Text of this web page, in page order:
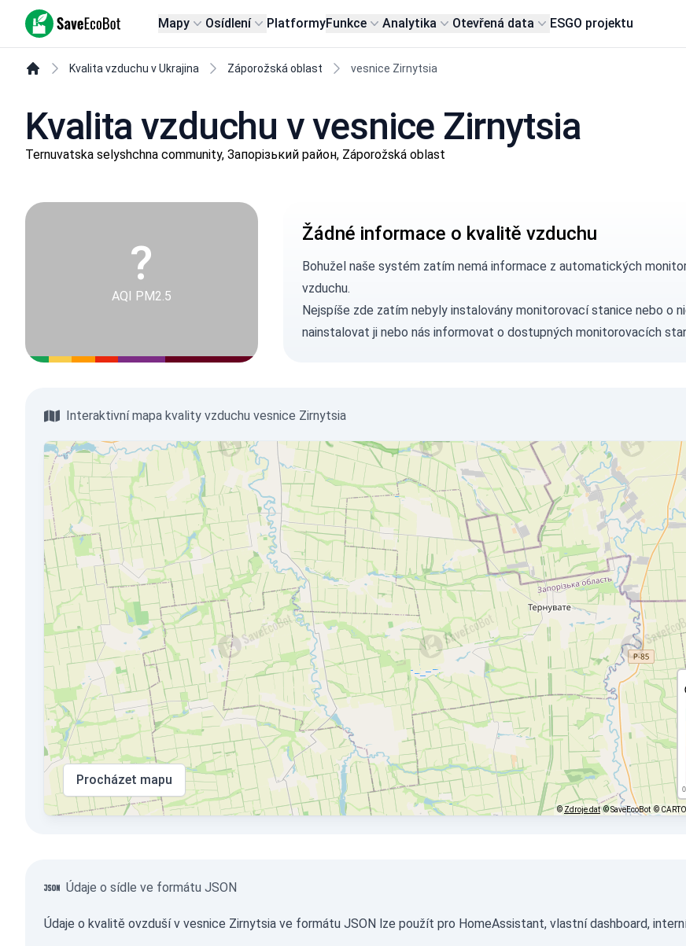
SaveEcoBot Mapy Osídlení PlatformyFunkce Analytika Otevřená data ESGO projektu
Kvalita vzduchu v Ukrajina Záporožská oblast vesnice Zirnytsia
Kvalita vzduchu v vesnice Zirnytsia
Ternuvatska selyshchna community, Запорізький район, Záporožská oblast
?
AQI PM2.5
Žádné informace o kvalitě vzduchu
Bohužel naše systém zatím nemá informace z automatických
vzduchu.
Nejspíše zde zatím nebyly instalovány monitorovací stanice nebo o
nainstalovat ji nebo nás informovat o dostupných monitorovacích
Interaktivní mapa kvality vzduchu vesnice Zirnytsia
Procházet mapu
© Zdroje dat © SaveEcoBot © CARTO
Údaje o sídle ve formátu JSON
Údaje o kvalitě ovzduší v vesnice Zirnytsia ve formátu JSON lze použít pro HomeAssistant, vlastní dashboard,